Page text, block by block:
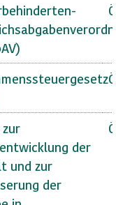
zur
der
und zur
der